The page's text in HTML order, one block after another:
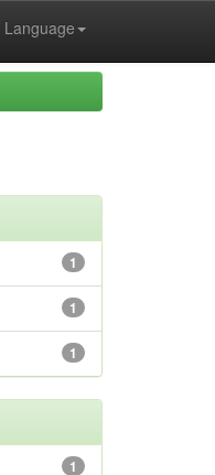
Language
1
1
1
1